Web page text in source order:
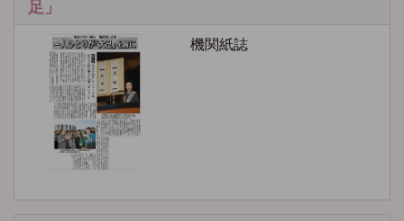
足」
機関紙誌